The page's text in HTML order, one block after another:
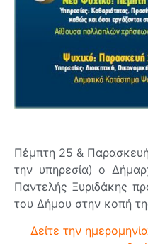
Πέμπτη 25 &
την υπηρεσία) ο
Παντελής Ξυριδάκης
του Δήμου στην κοπή
Δείτε την